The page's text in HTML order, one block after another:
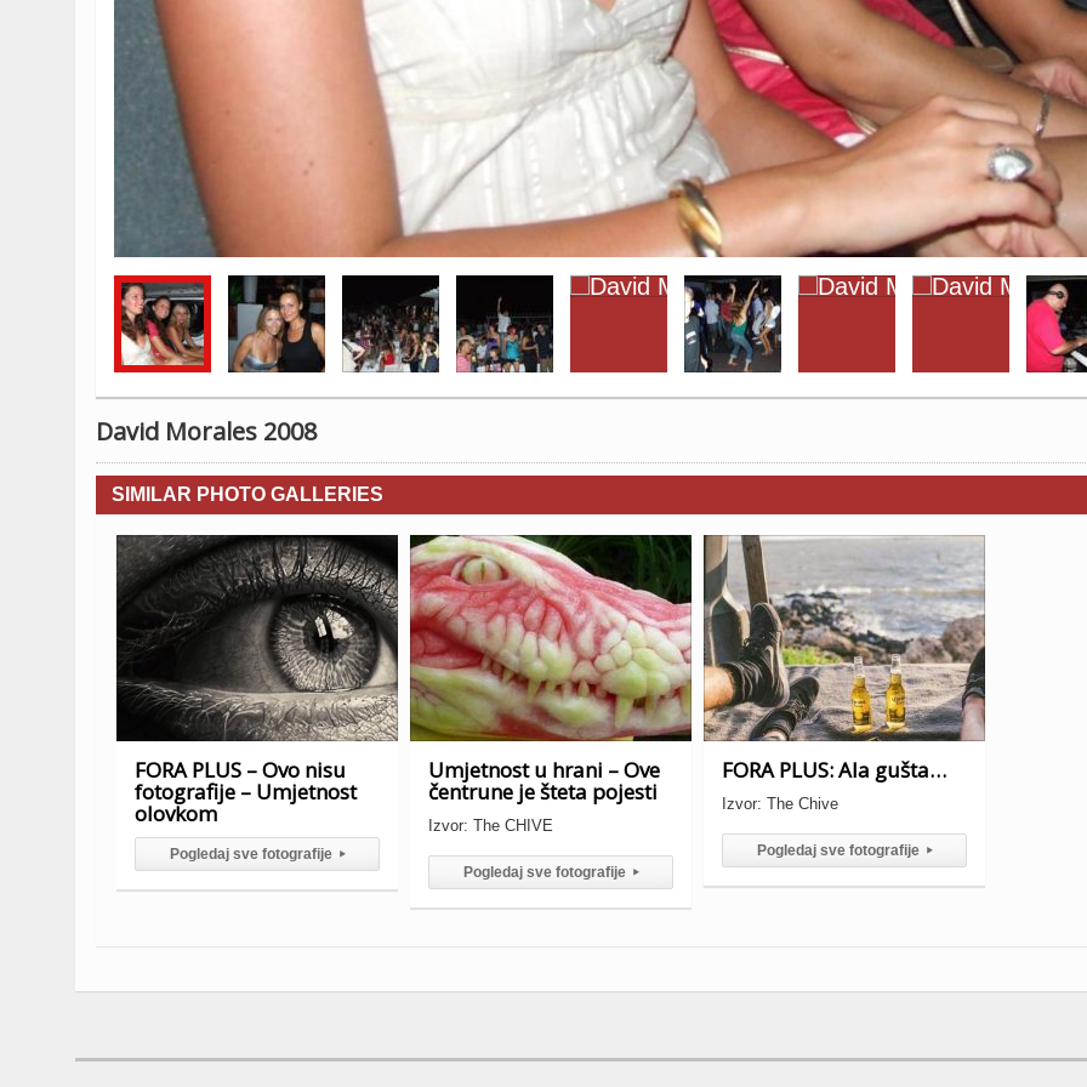
David Morales 2008
SIMILAR PHOTO GALLERIES
FORA PLUS – Ovo nisu
fotografije – Umjetnost
olovkom
Pogledaj sve fotografije ▸
Umjetnost u hrani – Ove
čentrune je šteta pojesti
Izvor: The CHIVE
Pogledaj sve fotografije ▸
FORA PLUS: Ala gušta…
Izvor: The Chive
Pogledaj sve fotografije ▸